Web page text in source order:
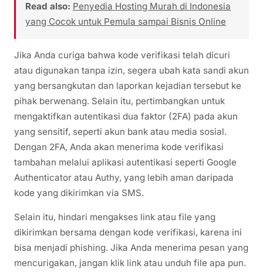
Read also: Penyedia Hosting Murah di Indonesia
yang Cocok untuk Pemula sampai Bisnis Online
Jika Anda curiga bahwa kode verifikasi telah dicuri
atau digunakan tanpa izin, segera ubah kata sandi akun
yang bersangkutan dan laporkan kejadian tersebut ke
pihak berwenang. Selain itu, pertimbangkan untuk
mengaktifkan autentikasi dua faktor (2FA) pada akun
yang sensitif, seperti akun bank atau media sosial.
Dengan 2FA, Anda akan menerima kode verifikasi
tambahan melalui aplikasi autentikasi seperti Google
Authenticator atau Authy, yang lebih aman daripada
kode yang dikirimkan via SMS.
Selain itu, hindari mengakses link atau file yang
dikirimkan bersama dengan kode verifikasi, karena ini
bisa menjadi phishing. Jika Anda menerima pesan yang
mencurigakan, jangan klik link atau unduh file apa pun.